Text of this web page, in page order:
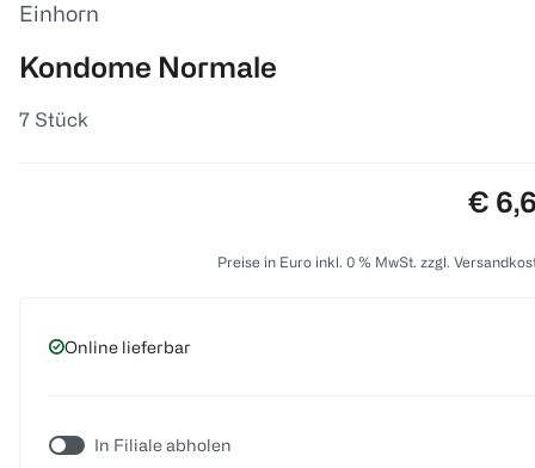
Einhorn
Kondome Normale
7 Stück
€
Preise in Euro inkl. 0 % MwSt. zzgl.
Online lieferbar
In Filiale abholen